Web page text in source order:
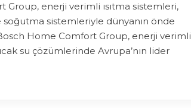
Group, enerji verimli ısıtma sistemleri,
soğutma sistemleriyle dünyanın önde
Home Comfort Group, enerji verimli
su çözümlerinde Avrupa’nın lider